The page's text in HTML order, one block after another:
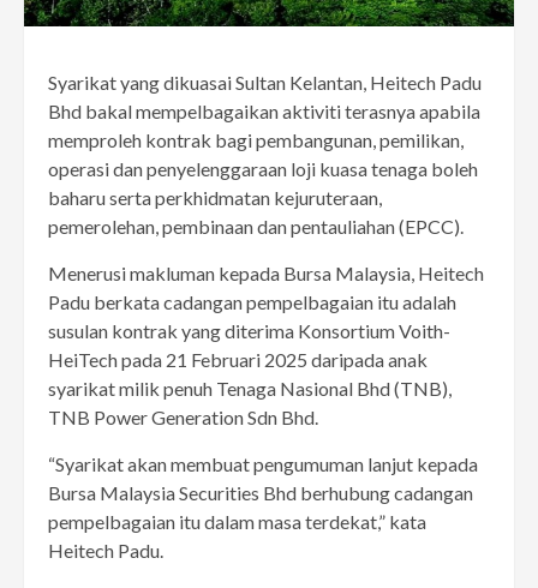
Syarikat yang dikuasai Sultan Kelantan, Heitech Padu
Bhd bakal mempelbagaikan aktiviti terasnya apabila
memproleh kontrak bagi pembangunan, pemilikan,
operasi dan penyelenggaraan loji kuasa tenaga boleh
baharu serta perkhidmatan kejuruteraan,
pemerolehan, pembinaan dan pentauliahan (EPCC).
Menerusi makluman kepada Bursa Malaysia, Heitech
Padu berkata cadangan pempelbagaian itu adalah
susulan kontrak yang diterima Konsortium Voith-
HeiTech pada 21 Februari 2025 daripada anak
syarikat milik penuh Tenaga Nasional Bhd (TNB),
TNB Power Generation Sdn Bhd.
“Syarikat akan membuat pengumuman lanjut kepada
Bursa Malaysia Securities Bhd berhubung cadangan
pempelbagaian itu dalam masa terdekat,” kata
Heitech Padu.